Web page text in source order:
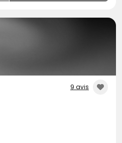
9 avis